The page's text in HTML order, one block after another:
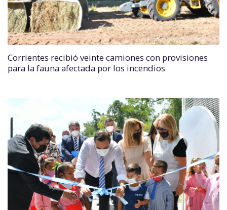
Corrientes recibió veinte camiones con provisiones
para la fauna afectada por los incendios